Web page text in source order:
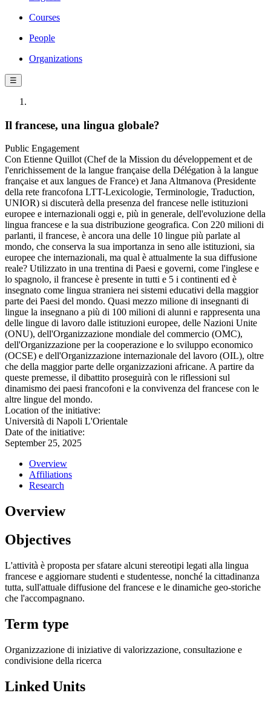
Courses
People
Organizations
☰
Il francese, una lingua globale?
Public Engagement
Con Etienne Quillot (Chef de la Mission du développement et de
l'enrichissement de la langue française della Délégation à la langue
française et aux langues de France) et Jana Altmanova (Presidente
della rete francofona LTT-Lexicologie, Terminologie, Traduction,
UNIOR) si discuterà della presenza del francese nelle istituzioni
europee e internazionali oggi e, più in generale, dell'evoluzione della
lingua francese e la sua distribuzione geografica. Con 220 milioni di
parlanti, il francese, è ancora una delle 10 lingue più parlate al
mondo, che conserva la sua importanza in seno alle istituzioni, sia
europee che internazionali, ma qual è attualmente la sua diffusione
reale? Utilizzato in una trentina di Paesi e governi, come l'inglese e
lo spagnolo, il francese è presente in tutti e 5 i continenti ed è
insegnato come lingua straniera nei sistemi educativi della maggior
parte dei Paesi del mondo. Quasi mezzo milione di insegnanti di
lingue la insegnano a più di 100 milioni di alunni e rappresenta una
delle lingue di lavoro dalle istituzioni europee, delle Nazioni Unite
(ONU), dell'Organizzazione mondiale del commercio (OMC),
dell'Organizzazione per la cooperazione e lo sviluppo economico
(OCSE) e dell'Organizzazione internazionale del lavoro (OIL), oltre
che della maggior parte delle organizzazioni africane. A partire da
queste premesse, il dibattito proseguirà con le riflessioni sul
dinamismo dei paesi francofoni e la convivenza del francese con le
altre lingue del mondo.
Location of the initiative:
Università di Napoli L'Orientale
Date of the initiative:
September 25, 2025
Overview
Affiliations
Research
Overview
Objectives
L'attività è proposta per sfatare alcuni stereotipi legati alla lingua
francese e aggiornare studenti e studentesse, nonché la cittadinanza
tutta, sull'attuale diffusione del francese e le dinamiche geo-storiche
che l'accompagnano.
Term type
Organizzazione di iniziative di valorizzazione, consultazione e
condivisione della ricerca
Linked Units